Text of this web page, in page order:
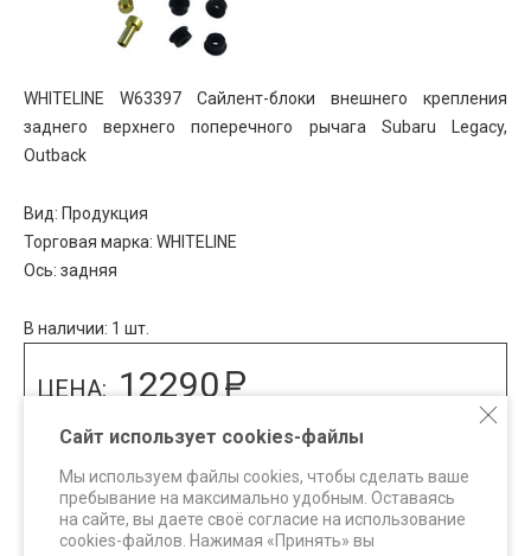
WHITELINE W63397 Cайлент-блоки внешнего крепления
заднего верхнего поперечного рычага Subaru Legacy,
Outback
Вид: Продукция
Торговая марка: WHITELINE
Ось: задняя
В наличии: 1 шт.
ЦЕНА: 12290
КУПИТЬ
Ознакомиться со способами оплаты
Сайт использует cookies-файлы
Мы используем файлы cookies, чтобы сделать ваше
пребывание на максимально удобным. Оставаясь
на сайте, вы даете своё согласие на использование
cookies-файлов. Нажимая «Принять» вы